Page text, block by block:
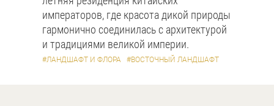
императоров, где красота дикой природы
гармонично соединилась с архитектурой
и традициями великой империи.
#ЛАНДШАФТ И ФЛОРА #ВОСТОЧНЫЙ ЛАНДШАФТ